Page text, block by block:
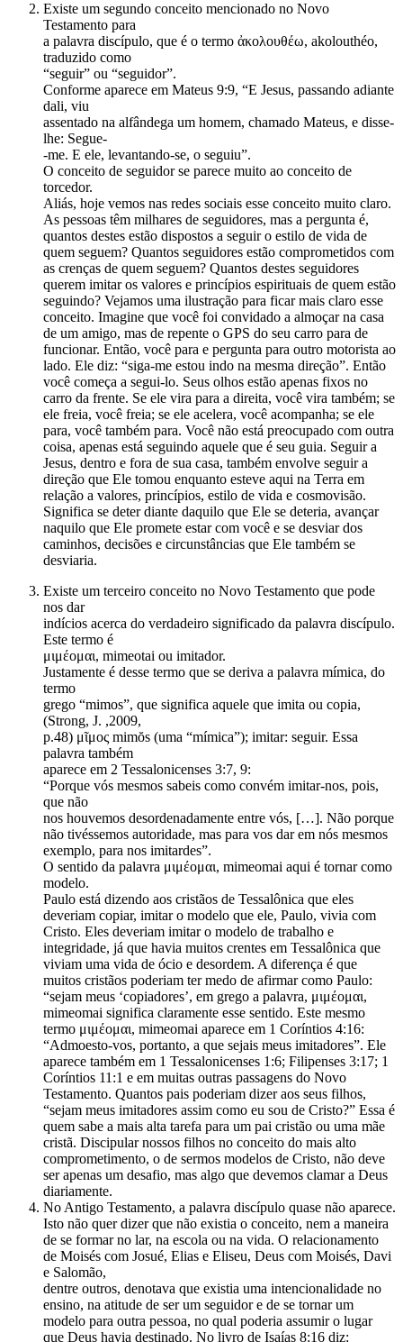
Existe um segundo conceito mencionado no Novo
Testamento para
a palavra discípulo, que é o termo ἀκολουθέω, akolouthéo,
traduzido como
“seguir” ou “seguidor”.
Conforme aparece em Mateus 9:9, “E Jesus, passando adiante
dali, viu
assentado na alfândega um homem, chamado Mateus, e disse-
lhe: Segue-
-me. E ele, levantando-se, o seguiu”.
O conceito de seguidor se parece muito ao conceito de
torcedor.
Aliás, hoje vemos nas redes sociais esse conceito muito claro.
As pessoas têm milhares de seguidores, mas a pergunta é,
quantos destes estão dispostos a seguir o estilo de vida de
quem seguem? Quantos seguidores estão comprometidos com
as crenças de quem seguem? Quantos destes seguidores
querem imitar os valores e princípios espirituais de quem estão
seguindo? Vejamos uma ilustração para ficar mais claro esse
conceito. Imagine que você foi convidado a almoçar na casa
de um amigo, mas de repente o GPS do seu carro para de
funcionar. Então, você para e pergunta para outro motorista ao
lado. Ele diz: “siga-me estou indo na mesma direção”. Então
você começa a segui-lo. Seus olhos estão apenas fixos no
carro da frente. Se ele vira para a direita, você vira também; se
ele freia, você freia; se ele acelera, você acompanha; se ele
para, você também para. Você não está preocupado com outra
coisa, apenas está seguindo aquele que é seu guia. Seguir a
Jesus, dentro e fora de sua casa, também envolve seguir a
direção que Ele tomou enquanto esteve aqui na Terra em
relação a valores, princípios, estilo de vida e cosmovisão.
Significa se deter diante daquilo que Ele se deteria, avançar
naquilo que Ele promete estar com você e se desviar dos
caminhos, decisões e circunstâncias que Ele também se
desviaria.
Existe um terceiro conceito no Novo Testamento que pode
nos dar
indícios acerca do verdadeiro significado da palavra discípulo.
Este termo é
μιμέομαι, mimeotai ou imitador.
Justamente é desse termo que se deriva a palavra mímica, do
termo
grego “mimos”, que significa aquele que imita ou copia,
(Strong, J. ,2009,
p.48) μῖμος mimŏs (uma “mímica”); imitar: seguir. Essa
palavra também
aparece em 2 Tessalonicenses 3:7, 9:
“Porque vós mesmos sabeis como convém imitar-nos, pois,
que não
nos houvemos desordenadamente entre vós, […]. Não porque
não tivéssemos autoridade, mas para vos dar em nós mesmos
exemplo, para nos imitardes”.
O sentido da palavra μιμέομαι, mimeomai aqui é tornar como
modelo.
Paulo está dizendo aos cristãos de Tessalônica que eles
deveriam copiar, imitar o modelo que ele, Paulo, vivia com
Cristo. Eles deveriam imitar o modelo de trabalho e
integridade, já que havia muitos crentes em Tessalônica que
viviam uma vida de ócio e desordem. A diferença é que
muitos cristãos poderiam ter medo de afirmar como Paulo:
“sejam meus ‘copiadores’, em grego a palavra, μιμέομαι,
mimeomai significa claramente esse sentido. Este mesmo
termo μιμέομαι, mimeomai aparece em 1 Coríntios 4:16:
“Admoesto-vos, portanto, a que sejais meus imitadores”. Ele
aparece também em 1 Tessalonicenses 1:6; Filipenses 3:17; 1
Coríntios 11:1 e em muitas outras passagens do Novo
Testamento. Quantos pais poderiam dizer aos seus filhos,
“sejam meus imitadores assim como eu sou de Cristo?” Essa é
quem sabe a mais alta tarefa para um pai cristão ou uma mãe
cristã. Discipular nossos filhos no conceito do mais alto
comprometimento, o de sermos modelos de Cristo, não deve
ser apenas um desafio, mas algo que devemos clamar a Deus
diariamente.
No Antigo Testamento, a palavra discípulo quase não aparece.
Isto não quer dizer que não existia o conceito, nem a maneira
de se formar no lar, na escola ou na vida. O relacionamento
de Moisés com Josué, Elias e Eliseu, Deus com Moisés, Davi
e Salomão,
dentre outros, denotava que existia uma intencionalidade no
ensino, na atitude de ser um seguidor e de se tornar um
modelo para outra pessoa, no qual poderia assumir o lugar
que Deus havia destinado. No livro de Isaías 8:16 diz: